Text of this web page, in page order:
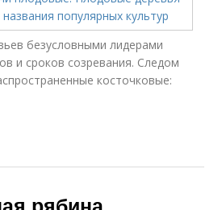
безусловными лидерами
и сроков созревания. Следом
косточковые: